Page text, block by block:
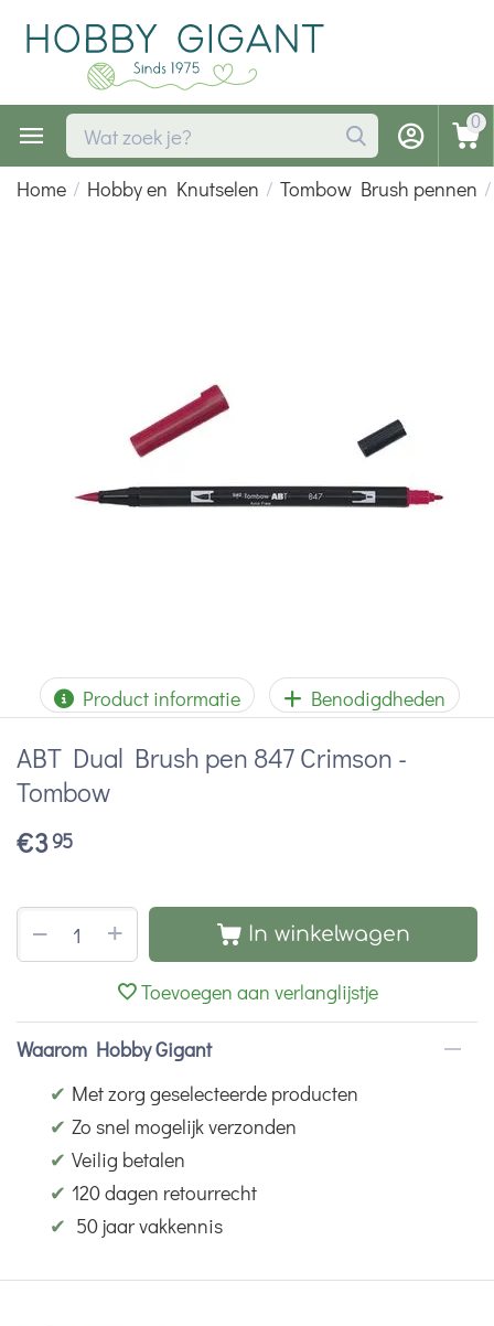
0
Home / Hobby en Knutselen / Tombow Brush pennen /
Product informatie Benodigdheden
ABT Dual Brush pen 847 Crimson -
Tombow
€395
+
− In winkelwagen
Toevoegen aan verlanglijstje
Waarom Hobby Gigant
✔ Met zorg geselecteerde producten
✔ Zo snel mogelijk verzonden
✔ Veilig betalen
✔ 120 dagen retourrecht
✔ 50 jaar vakkennis